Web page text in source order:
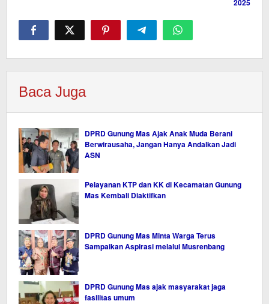
2025
Baca Juga
DPRD Gunung Mas Ajak Anak Muda Berani
Berwirausaha, Jangan Hanya Andalkan Jadi
ASN
Pelayanan KTP dan KK di Kecamatan Gunung
Mas Kembali Diaktifkan
DPRD Gunung Mas Minta Warga Terus
Sampaikan Aspirasi melalui Musrenbang
DPRD Gunung Mas ajak masyarakat jaga
fasilitas umum